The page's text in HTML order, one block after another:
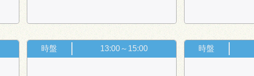
時盤 13:00～15:00 時盤